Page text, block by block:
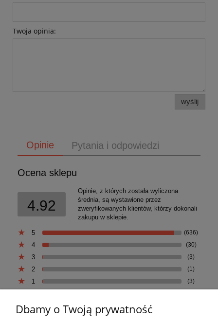
Twoja opinia:
wyślij
Opinie Pytania i odpowiedzi
Ocena sklepu
4.92
Opinie, z których została wyliczona
średnia, są wystawione przez
zweryfikowanych klientów, którzy dokonali
zakupu w sklepie.
5 (636)
4 (30)
3 (3)
2 (1)
1 (3)
Dbamy o Twoją prywatność